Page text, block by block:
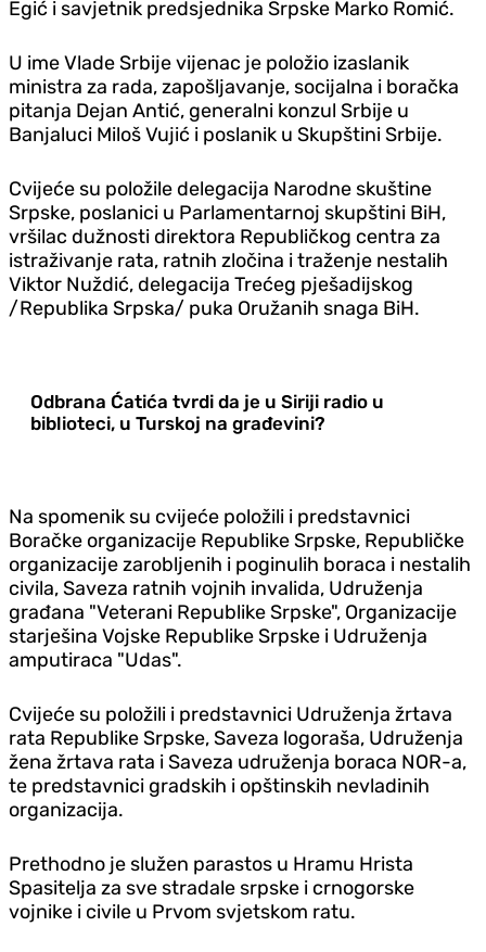
Egić i savjetnik predsjednika Srpske Marko Romić.
U ime Vlade Srbije vijenac je položio izaslanik
ministra za rada, zapošljavanje, socijalna i boračka
pitanja Dejan Antić, generalni konzul Srbije u
Banjaluci Miloš Vujić i poslanik u Skupštini Srbije.
Cvijeće su položile delegacija Narodne skuštine
Srpske, poslanici u Parlamentarnoj skupštini BiH,
vršilac dužnosti direktora Republičkog centra za
istraživanje rata, ratnih zločina i traženje nestalih
Viktor Nuždić, delegacija Trećeg pješadijskog
/Republika Srpska/ puka Oružanih snaga BiH.
Odbrana Ćatića tvrdi da je u Siriji radio u
biblioteci, u Turskoj na građevini?
Na spomenik su cvijeće položili i predstavnici
Boračke organizacije Republike Srpske, Republičke
organizacije zarobljenih i poginulih boraca i nestalih
civila, Saveza ratnih vojnih invalida, Udruženja
građana "Veterani Republike Srpske", Organizacije
starješina Vojske Republike Srpske i Udruženja
amputiraca "Udas".
Cvijeće su položili i predstavnici Udruženja žrtava
rata Republike Srpske, Saveza logoraša, Udruženja
žena žrtava rata i Saveza udruženja boraca NOR-a,
te predstavnici gradskih i opštinskih nevladinih
organizacija.
Prethodno je služen parastos u Hramu Hrista
Spasitelja za sve stradale srpske i crnogorske
vojnike i civile u Prvom svjetskom ratu.